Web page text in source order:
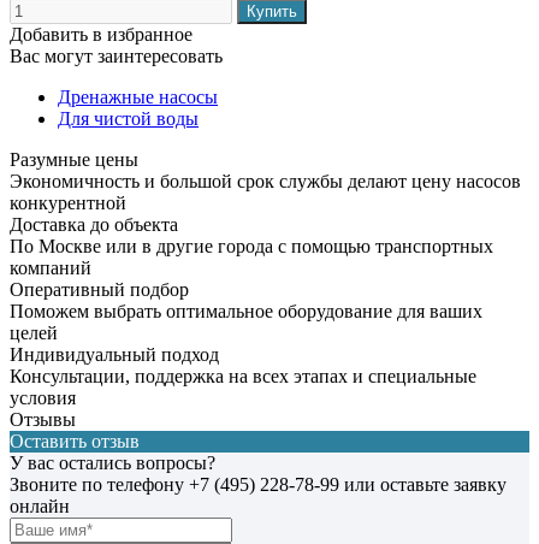
Добавить в избранное
Вас могут заинтересовать
Дренажные насосы
Для чистой воды
Разумные цены
Экономичность и большой срок службы делают цену насосов
конкурентной
Доставка до объекта
По Москве или в другие города с помощью транспортных
компаний
Оперативный подбор
Поможем выбрать оптимальное оборудование для ваших
целей
Индивидуальный подход
Консультации, поддержка на всех этапах и специальные
условия
Отзывы
Оставить отзыв
У вас остались вопросы?
Звоните по телефону +7 (495) 228-78-99 или оставьте заявку
онлайн